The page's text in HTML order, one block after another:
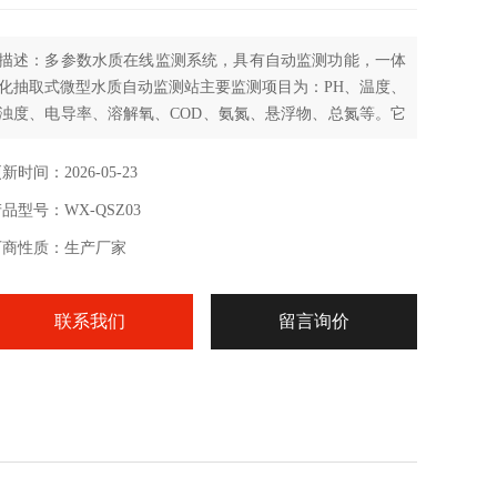
述：多参数水质在线监测系统，具有自动监测功能，一体
抽取式微型水质自动监测站主要监测项目为：PH、温度、
度、电导率、溶解氧、COD、氨氮、悬浮物、总氮等。它
。
新时间：2026-05-23
品型号：WX-QSZ03
商性质：生产厂家
联系我们 留言询价